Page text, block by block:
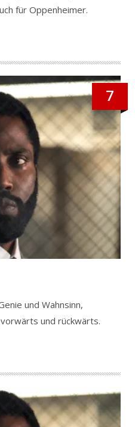
für Oppenheimer.
7
und Wahnsinn,
und rückwärts.